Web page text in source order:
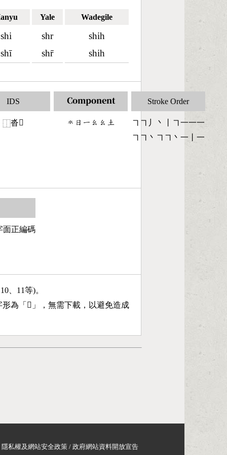
Yale Wadegile
shi
shī
shr
shr̄
shih
shih
IDS
⿰沓𡌥
Component
󶄓󶃐󶀀󶂨󶂨󶁢
Stroke Order
㇕㇕丿丶丨㇕一一一
㇕㇕丶㇕㇕丶一丨一
面正編碼
、11等)。
為「 𣍒 」，無需下載，以避免造成
隱私權及網站安全政策 /政府網站資料開放宣告